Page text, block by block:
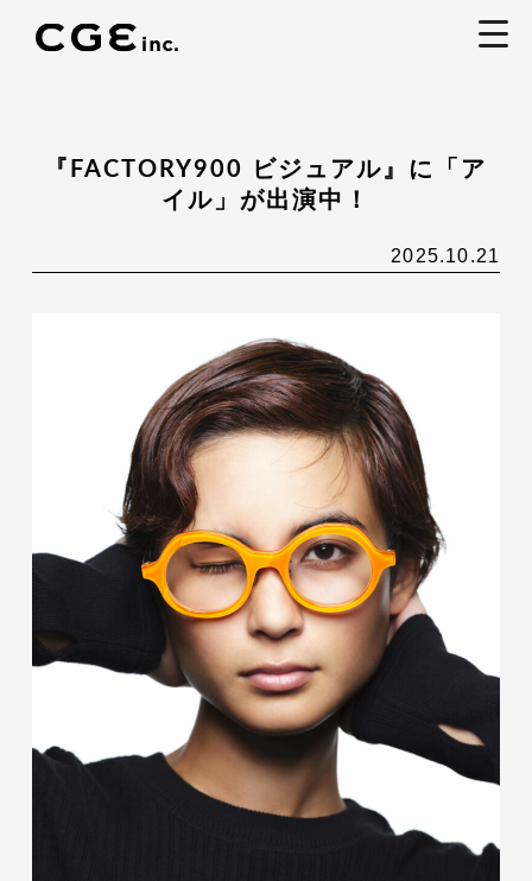
『FACTORY900 ビジュアル』に「ア
イル」が出演中！
2025.10.21